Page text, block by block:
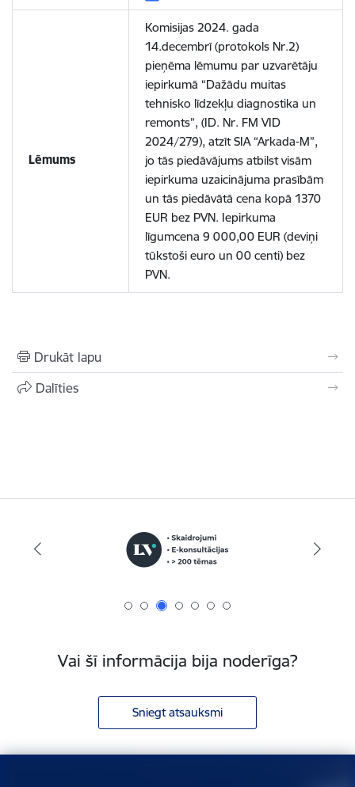
Lēmums
Komisijas 2024. gada
14.decembrī (protokols Nr.2)
pieņēma lēmumu par uzvarētāju
iepirkumā “Dažādu muitas
tehnisko līdzekļu diagnostika un
remonts”, (ID. Nr. FM VID
2024/279), atzīt SIA “Arkada-M”,
jo tās piedāvājums atbilst visām
iepirkuma uzaicinājuma prasībām
un tās piedāvātā cena kopā 1370
EUR bez PVN. Iepirkuma
līgumcena 9 000,00 EUR (deviņi
tūkstoši euro un 00 centi) bez
PVN.
Drukāt lapu
Dalīties
Vai šī informācija bija noderīga?
Sniegt atsauksmi